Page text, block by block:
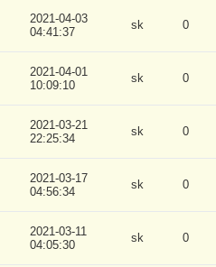
2021-04-03
04:41:37
sk 0
2021-04-01
10:09:10
sk 0
2021-03-21
22:25:34
sk 0
2021-03-17
04:56:34
sk 0
2021-03-11
04:05:30
sk 0